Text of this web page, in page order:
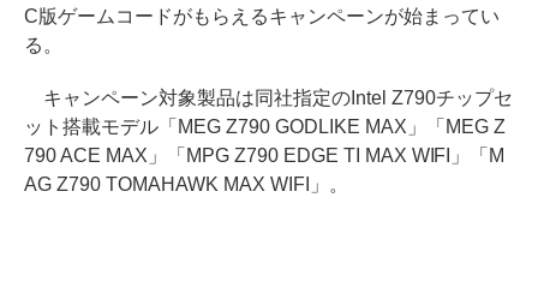
C版ゲームコードがもらえるキャンペーンが始まってい
る。
キャンペーン対象製品は同社指定のIntel Z790チップセ
ット搭載モデル「MEG Z790 GODLIKE MAX」「MEG Z
790 ACE MAX」「MPG Z790 EDGE TI MAX WIFI」「M
AG Z790 TOMAHAWK MAX WIFI」。